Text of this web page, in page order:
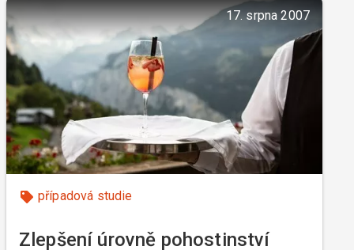
17. srpna 2007
případová studie
Zlepšení úrovně pohostinství